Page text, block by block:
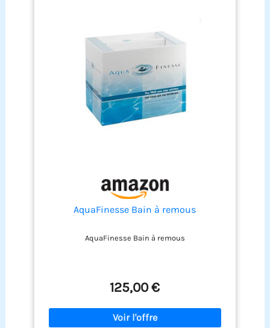
AquaFinesse Bain à remous
AquaFinesse Bain à remous
125,00 €